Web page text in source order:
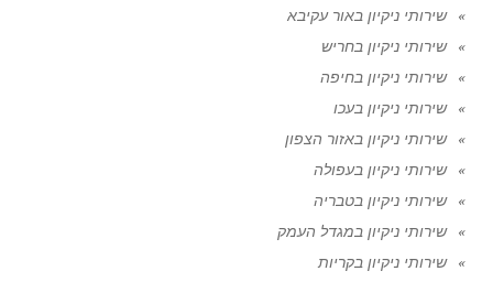
שירותי ניקיון באור עקיבא
שירותי ניקיון בחריש
שירותי ניקיון בחיפה
שירותי ניקיון בעכו
שירותי ניקיון באזור הצפון
שירותי ניקיון בעפולה
שירותי ניקיון בטבריה
שירותי ניקיון במגדל העמק
שירותי ניקיון בקריות